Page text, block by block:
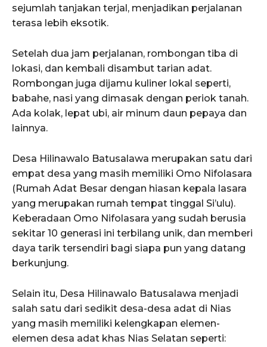
sejumlah tanjakan terjal, menjadikan perjalanan
terasa lebih eksotik.
Setelah dua jam perjalanan, rombongan tiba di
lokasi, dan kembali disambut tarian adat.
Rombongan juga dijamu kuliner lokal seperti,
babahe, nasi yang dimasak dengan periok tanah.
Ada kolak, lepat ubi, air minum daun pepaya dan
lainnya.
Desa Hilinawalo Batusalawa merupakan satu dari
empat desa yang masih memiliki Omo Nifolasara
(Rumah Adat Besar dengan hiasan kepala lasara
yang merupakan rumah tempat tinggal Si’ulu).
Keberadaan Omo Nifolasara yang sudah berusia
sekitar 10 generasi ini terbilang unik, dan memberi
daya tarik tersendiri bagi siapa pun yang datang
berkunjung.
Selain itu, Desa Hilinawalo Batusalawa menjadi
salah satu dari sedikit desa-desa adat di Nias
yang masih memiliki kelengkapan elemen-
elemen desa adat khas Nias Selatan seperti: